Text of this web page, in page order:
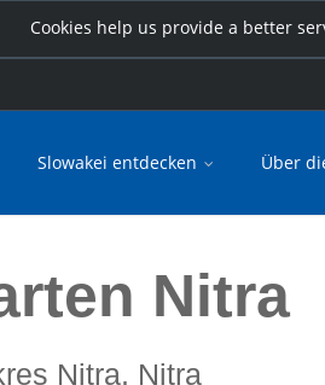
Cookies help us provide a better
Slowakei entdecken Über
Nitra
Nitra, Nitra